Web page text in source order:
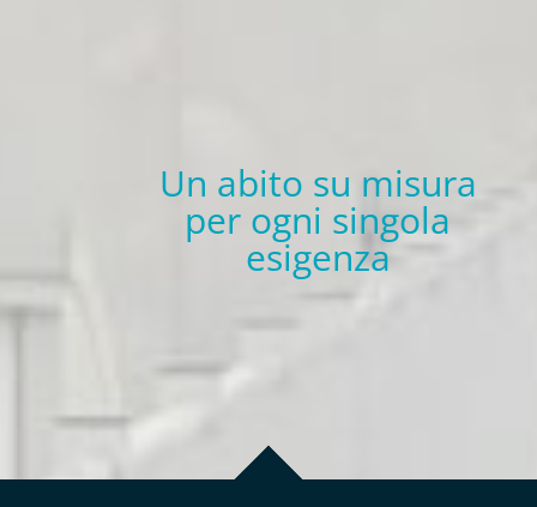
Un abito su misura
per ogni singola
esigenza